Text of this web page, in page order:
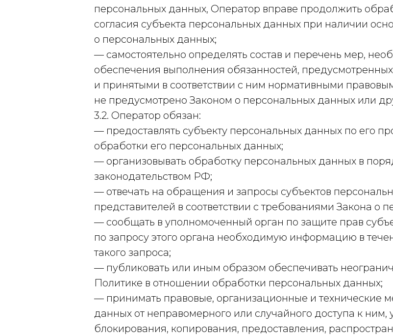
персональных данных, Оператор вправе продолжить
согласия субъекта персональных данных при наличии
о персональных данных;
— самостоятельно определять состав и перечень мер,
обеспечения выполнения обязанностей,
и принятыми в соответствии с ним нормативными
не предусмотрено Законом о персональных данных или
3.2. Оператор обязан:
— предоставлять субъекту персональных данных по его
обработки его персональных данных;
— организовывать обработку персональных данных в
законодательством РФ;
— отвечать на обращения и запросы субъектов
представителей в соответствии с требованиями Закона о
— сообщать в уполномоченный орган по защите прав
по запросу этого органа необходимую информацию в
такого запроса;
— публиковать или иным образом обеспечивать
Политике в отношении обработки персональных данных;
— принимать правовые, организационные и технические
данных от неправомерного или случайного доступа к
блокирования, копирования, предоставления,